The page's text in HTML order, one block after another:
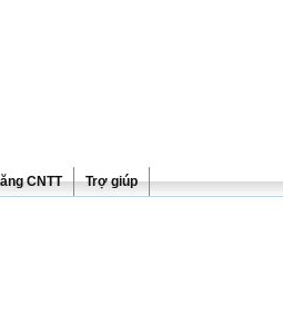
CNTT Trợ giúp